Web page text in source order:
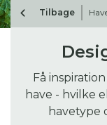
Tilbage
Få
have - hvilke
havetype